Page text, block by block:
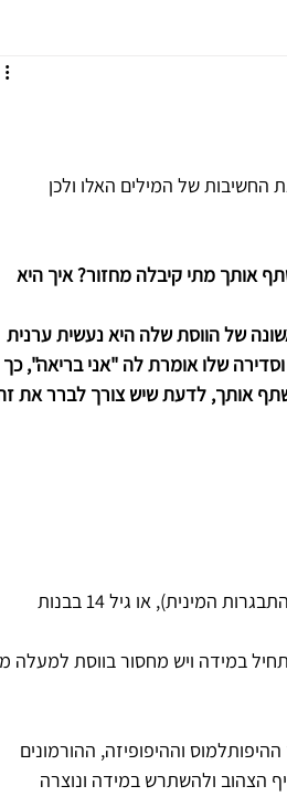
של המילים האלו ולכן
אותך מתי קיבלה מחזור? איך היא
של הווסת שלה היא נעשית ערנית
שלו אומרת לה "אני בריאה", כך
אותך, לדעת שיש צורך לברר את
– כאשר הווסת אינה מתרחשת עד גיל 16 (כשנתיים מההתבגרות המינית), או גיל 14 בבנות
במידה ויש מחסור בווסת למעלה מ
וההיפופיזה, ההורמונים
הצהוב ולהשתרש במידה ונוצרה